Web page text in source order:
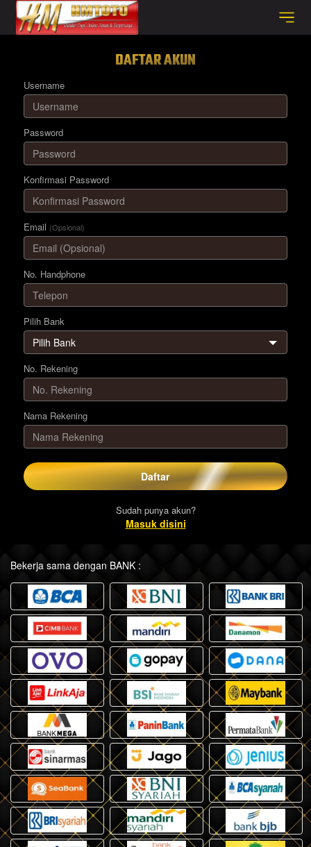
DAFTAR AKUN
Username
Password
Konfirmasi Password
Email (Opsional)
No. Handphone
Pilih Bank
No. Rekening
Nama Rekening
Daftar
Sudah punya akun?
Masuk disini
Bekerja sama dengan BANK :